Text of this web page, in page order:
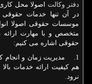
دفتر وکالت اصولا محل
در آن تنها خدمات حقوقی
موسسات حقوقی اصولا
متخصص و با مهارت
حقوقی اشاره می کنیم:
1. مدیریت زمان و انجام
هم کیفیت ارائه خدمات
نرود.